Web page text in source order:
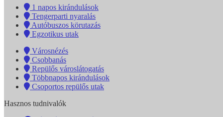
1 napos kirándulások
Tengerparti nyaralás
Autóbuszos körutazás
Egzotikus utak
Városnézés
Csobbanás
Repülős városlátogatás
Többnapos kirándulások
Csoportos repülős utak
Hasznos tudnivalók